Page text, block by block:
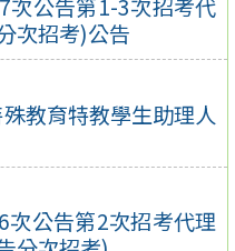
次公告第1-3次招考代
次招考)公告
教育特教學生助理人
公告第2次招考代理